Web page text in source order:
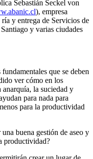
Sebastián Seckel von
), empresa
y entrega de Servicios de
y varias ciudades
que se deben
ver cómo en los
anarquía, la suciedad y
para nada para
para la productividad
buena gestión de aseo y
productividad?